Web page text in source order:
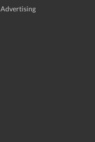
Advertising